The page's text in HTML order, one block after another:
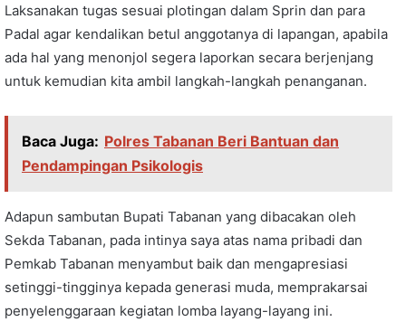
Laksanakan tugas sesuai plotingan dalam Sprin dan para
Padal agar kendalikan betul anggotanya di lapangan, apabila
ada hal yang menonjol segera laporkan secara berjenjang
untuk kemudian kita ambil langkah-langkah penanganan.
Baca Juga: Polres Tabanan Beri Bantuan dan
Pendampingan Psikologis
Adapun sambutan Bupati Tabanan yang dibacakan oleh
Sekda Tabanan, pada intinya saya atas nama pribadi dan
Pemkab Tabanan menyambut baik dan mengapresiasi
setinggi-tingginya kepada generasi muda, memprakarsai
penyelenggaraan kegiatan lomba layang-layang ini.